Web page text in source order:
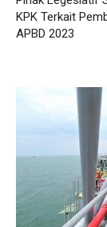
KPK Terkait
APBD 2023